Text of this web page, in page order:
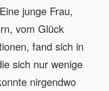
junge Frau,
vom Glück
fand sich in
sich nur wenige
nirgendwo